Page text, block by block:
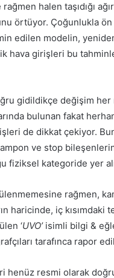
halen taşıdığı
örtüyor. Çoğunlukla
edilen modelin,
hava girişleri bu
gidildikçe değişim her
bulunan fakat
de dikkat çekiyor.
ve stop
fiziksel kategoride yer
rağmen,
haricinde, iç kısımdaki
‘UVO’isimli bilgi &
tarafınca rapor
henüz resmi olarak